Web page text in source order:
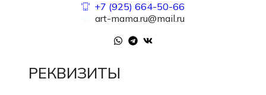
+7 (925) 664-50-66
art-mama.ru@mail.ru
РЕКВИЗИТЫ